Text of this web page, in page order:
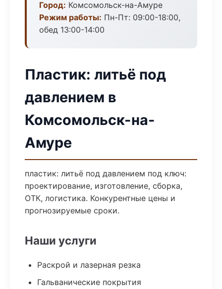
Город: Комсомольск-на-Амуре
Режим работы: Пн-Пт: 09:00-18:00,
обед 13:00-14:00
Пластик: литьё под
давлением в
Комсомольск-на-
Амуре
пластик: литьё под давлением под ключ:
проектирование, изготовление, сборка,
ОТК, логистика. Конкурентные цены и
прогнозируемые сроки.
Наши услуги
Раскрой и лазерная резка
Гальванические покрытия